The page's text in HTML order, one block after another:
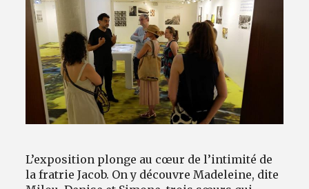
connexion
L’exposition plonge au cœur de l’intimité de
la fratrie Jacob. On y découvre Madeleine, dite